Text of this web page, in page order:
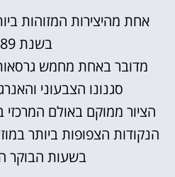
אחת מהיצירות המזוהות
בשנת 1889.
מדובר באחת מחמש
סגנונו הצבעוני
הציור ממוקם באולם המרכזי
הנקודות הצפופות ביותר
בשעות הבוקר